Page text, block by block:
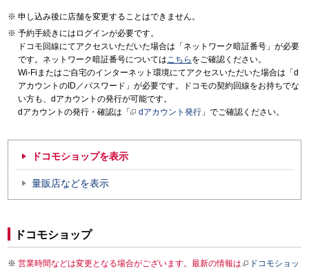
申し込み後に店舗を変更することはできません。
予約手続きにはログインが必要です。
ドコモ回線にてアクセスいただいた場合は「ネットワーク暗証番号」が必要
です。ネットワーク暗証番号についてはこちら をご確認ください。
Wi-Fiまたはご自宅のインターネット環境にてアクセスいただいた場合は「d
アカウントのID／パスワード」が必要です。ドコモの契約回線をお持ちでな
い方も、dアカウントの発行が可能です。
dアカウントの発行・確認は「
dアカウント発行 」でご確認ください。
ドコモショップを表示
量販店などを表示
ドコモショップ
営業時間などは変更となる場合がございます。最新の情報は
ドコモショッ